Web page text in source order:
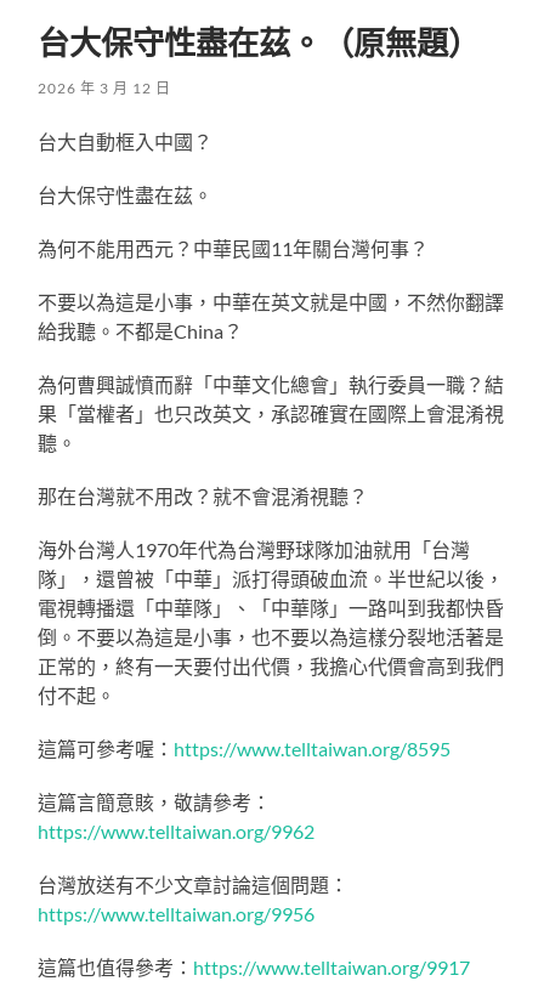
台大保守性盡在茲。（原無題）
2026 年 3 月 12 日
台大自動框入中國？
台大保守性盡在茲。
為何不能用西元？中華民國11年關台灣何事？
不要以為這是小事，中華在英文就是中國，不然你翻譯
給我聽。不都是China？
為何曹興誠憤而辭「中華文化總會」執行委員一職？結
果「當權者」也只改英文，承認確實在國際上會混淆視
聽。
那在台灣就不用改？就不會混淆視聽？
海外台灣人1970年代為台灣野球隊加油就用「台灣
隊」，還曾被「中華」派打得頭破血流。半世紀以後，
電視轉播還「中華隊」、「中華隊」一路叫到我都快昏
倒。不要以為這是小事，也不要以為這樣分裂地活著是
正常的，終有一天要付出代價，我擔心代價會高到我們
付不起。
這篇可參考喔： https://www.telltaiwan.org/8595
這篇言簡意賅，敬請參考：
https://www.telltaiwan.org/9962
台灣放送有不少文章討論這個問題：
https://www.telltaiwan.org/9956
這篇也值得參考： https://www.telltaiwan.org/9917